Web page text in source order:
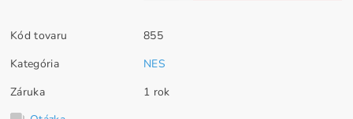
Kód tovaru
855
Kategória
NES
Záruka
1 rok